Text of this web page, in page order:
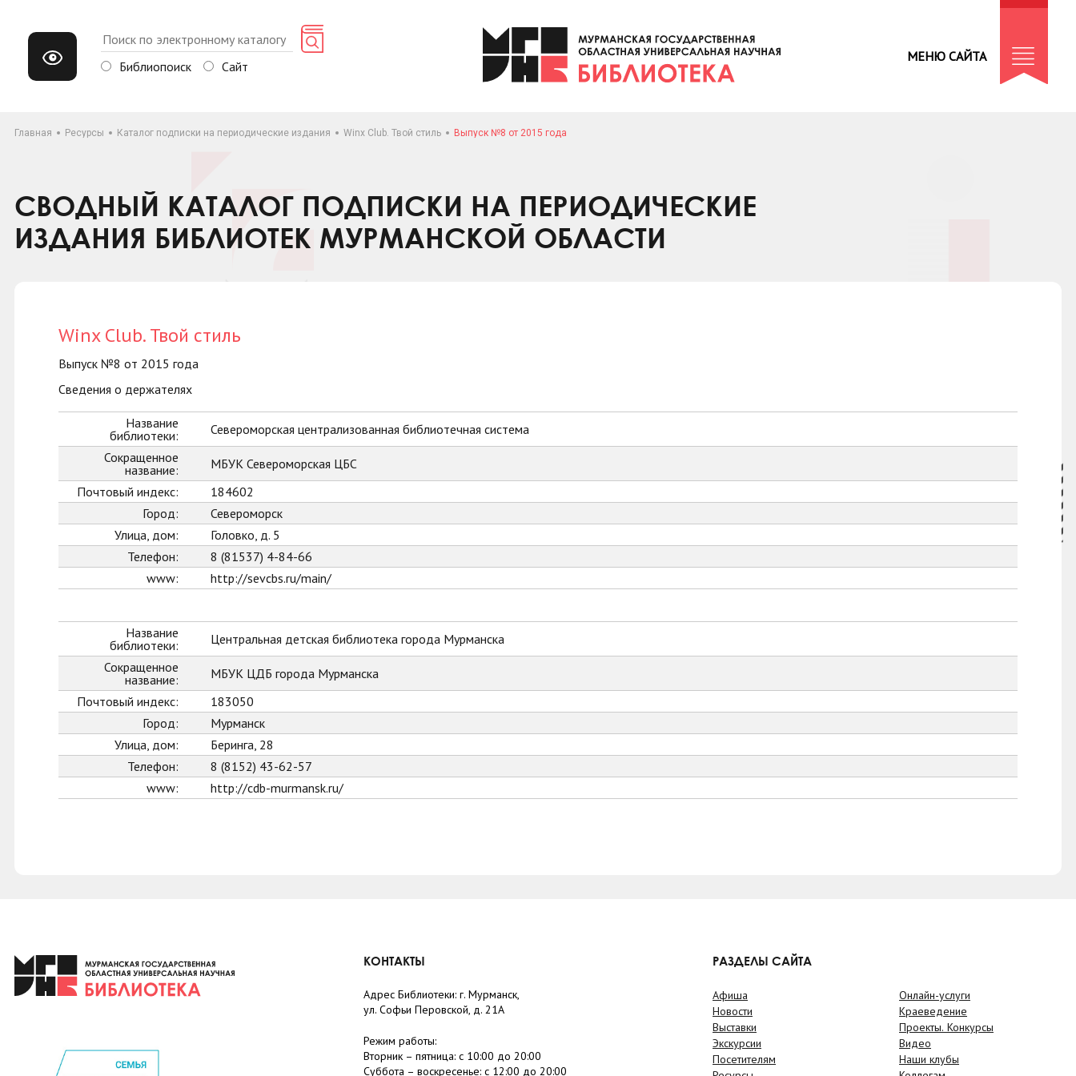
Библиопоиск Сайт
МЕНЮ САЙТА
Главная Ресурсы Каталог подписки на периодические издания Winx Club. Твой стиль Выпуск №8 от 2015 года
СВОДНЫЙ КАТАЛОГ ПОДПИСКИ НА ПЕРИОДИЧЕСКИЕ
ИЗДАНИЯ БИБЛИОТЕК МУРМАНСКОЙ ОБЛАСТИ
Winx Club. Твой стиль
Выпуск №8 от 2015 года
Сведения о держателях
Название
библиотеки:
Североморская централизованная библиотечная система
Сокращенное
название:
МБУК Североморская ЦБС
Почтовый индекс:
184602
Город:
Североморск
Улица, дом:
Головко, д. 5
Телефон:
8 (81537) 4-84-66
www:
http://sevcbs.ru/main/
Название
библиотеки:
Центральная детская библиотека города Мурманска
Сокращенное
название:
МБУК ЦДБ города Мурманска
Почтовый индекс:
183050
Город:
Мурманск
Улица, дом:
Беринга, 28
Телефон:
8 (8152) 43-62-57
www:
http://cdb-murmansk.ru/
КОНТАКТЫ
Адрес Библиотеки: г. Мурманск,
ул. Софьи Перовской, д. 21А
Режим работы:
Вторник – пятница: с 10:00 до 20:00
Суббота – воскресенье: c 12:00 до 20:00
РАЗДЕЛЫ САЙТА
Афиша
Новости
Выставки
Экскурсии
Посетителям
Онлайн-услуги
Краеведение
Проекты. Конкурсы
Видео
Наши клубы